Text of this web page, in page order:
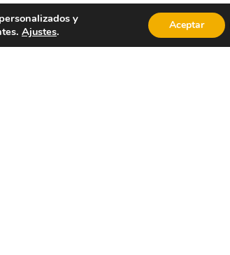
y
Ajustes. Aceptar